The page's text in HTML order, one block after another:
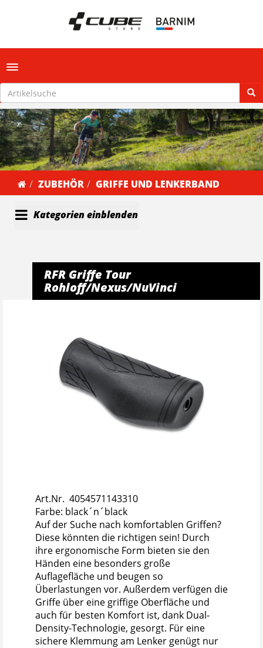
Toggle navigation
ZUBEHÖR GRIFFE UND LENKERBAND
Kategorien einblenden
RFR Griffe Tour
Rohloff/Nexus/NuVinci
Art.Nr. 4054571143310
Farbe: black´n´black
Auf der Suche nach komfortablen Griffen?
Diese könnten die richtigen sein! Durch
ihre ergonomische Form bieten sie den
Händen eine besonders große
Auflagefläche und beugen so
Überlastungen vor. Außerdem verfügen die
Griffe über eine griffige Oberfläche und
auch für besten Komfort ist, dank Dual-
Density-Technologie, gesorgt. Für eine
sichere Klemmung am Lenker genügt nur